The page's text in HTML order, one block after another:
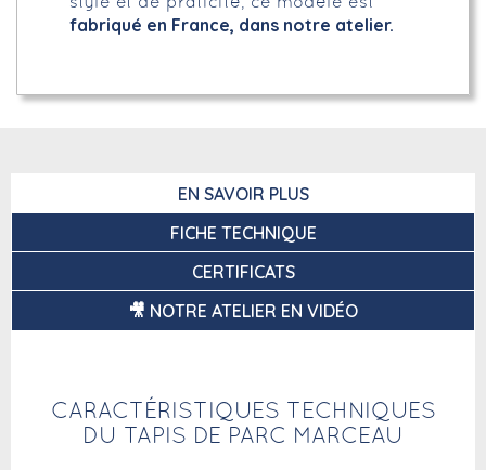
fabriqué en France, dans notre atelier.
EN SAVOIR PLUS
FICHE TECHNIQUE
CERTIFICATS
🎥 NOTRE ATELIER EN VIDÉO
CARACTÉRISTIQUES TECHNIQUES
DU TAPIS DE PARC MARCEAU